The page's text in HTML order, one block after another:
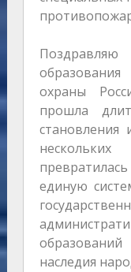
охраны
прошла
становления
единую
наследия